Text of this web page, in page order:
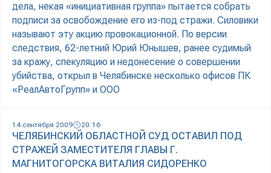
дела, некая «инициативная группа» пытается собрать
подписи за освобождение его из-под стражи. Силовики
называют эту акцию провокационной. По версии
следствия, 62-летний Юрий Юнышев, ранее судимый
за кражу, спекуляцию и недонесение о совершении
убийства, открыл в Челябинске несколько офисов ПК
«РеалАвтоГрупп» и ООО
14 сентября 2009 20:16
ЧЕЛЯБИНСКИЙ ОБЛАСТНОЙ СУД ОСТАВИЛ ПОД
СТРАЖЕЙ ЗАМЕСТИТЕЛЯ ГЛАВЫ Г.
МАГНИТОГОРСКА ВИТАЛИЯ СИДОРЕНКО